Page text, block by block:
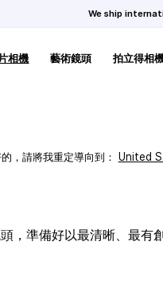
We ship
相機 藝術鏡頭 拍立得相
，請將我重定導向到： United
，準備好以最清晰、最有